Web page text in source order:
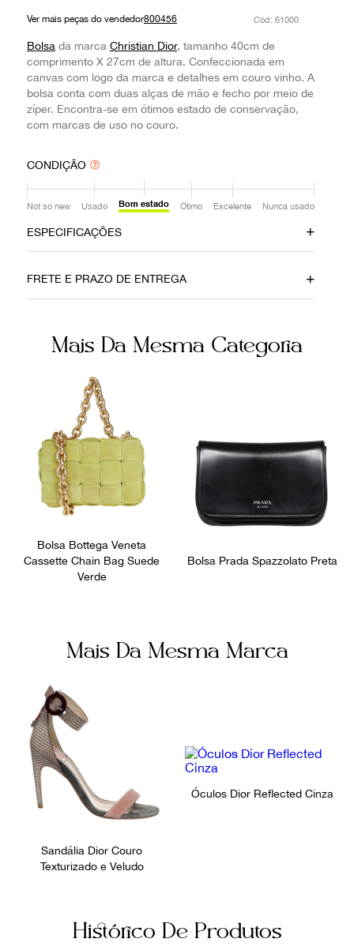
Ver mais peças do vendedor800456 : 61000
Bolsa da marca Christian Dior, tamanho 40cm de
comprimento X 27cm de altura. Confeccionada em
canvas com logo da marca e detalhes em couro vinho. A
bolsa conta com duas alças de mão e fecho por meio de
zíper. Encontra-se em ótimos estado de conservação,
com marcas de uso no couro.
CONDIÇÃO
Not so new Usado Bom estado Ótimo Excelente Nunca usado
ESPECIFICAÇÕES
30112019 Canvas
Vinho Dia a Dia
FRETE E PRAZO DE ENTREGA
Não sei meu CEP
Mais Da Mesma Categoria
Bolsa Bottega Veneta
Cassette Chain Bag Suede
Verde
Bolsa Prada Spazzolato Preta
Mais Da Mesma Marca
Sandália Dior Couro
Texturizado e Veludo
Óculos Dior Reflected Cinza
Histórico De Produtos